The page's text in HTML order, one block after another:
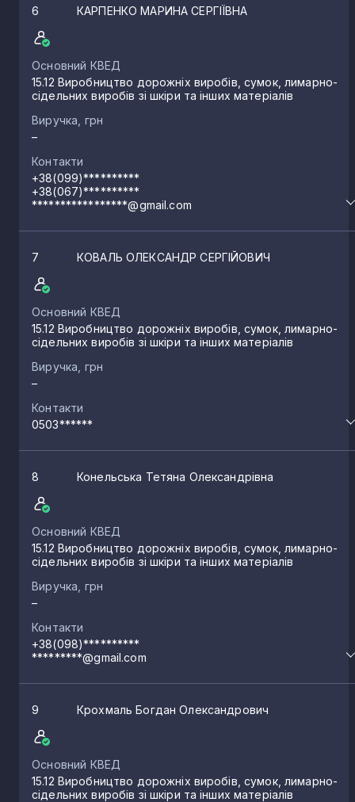
6 КАРПЕНКО МАРИНА СЕРГІЇВНА
Основний КВЕД
15.12 Виробництво дорожніх виробів, сумок, лимарно-
сідельних виробів зі шкіри та інших матеріалів
Виручка, грн
–
Контакти
+38(099)**********
+38(067)**********
*****************@gmail.com
7 КОВАЛЬ ОЛЕКСАНДР СЕРГІЙОВИЧ
Основний КВЕД
15.12 Виробництво дорожніх виробів, сумок, лимарно-
сідельних виробів зі шкіри та інших матеріалів
Виручка, грн
–
Контакти
0503******
8 Конельська Тетяна Олександрівна
Основний КВЕД
15.12 Виробництво дорожніх виробів, сумок, лимарно-
сідельних виробів зі шкіри та інших матеріалів
Виручка, грн
–
Контакти
+38(098)**********
*********@gmail.com
9 Крохмаль Богдан Олександрович
Основний КВЕД
15.12 Виробництво дорожніх виробів, сумок, лимарно-
сідельних виробів зі шкіри та інших матеріалів